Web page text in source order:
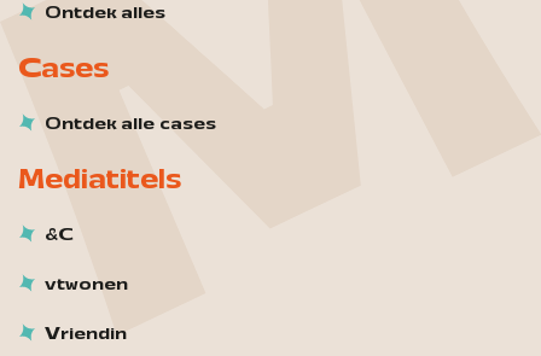
Ontdek alles
Cases
Ontdek alle cases
Mediatitels
&C
vtwonen
Vriendin